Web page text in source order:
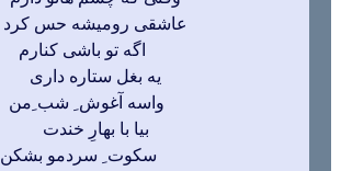
عاشقی رومیشه حس کرد
اگه تو باشی کنارم
یه بغل ستاره داری
واسه آغوش ِ شب ِمن
بیا با بهارِ خندت
سکوت ِ سردمو بشکن